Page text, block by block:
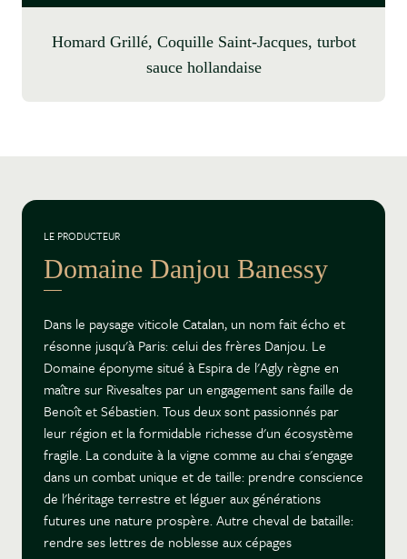
Homard Grillé, Coquille Saint-Jacques, turbot
sauce hollandaise
LE PRODUCTEUR
Domaine Danjou Banessy
Dans le paysage viticole Catalan, un nom fait écho et
résonne jusqu'à Paris: celui des frères Danjou. Le
Domaine éponyme situé à Espira de l'Agly règne en
maître sur Rivesaltes par un engagement sans faille de
Benoît et Sébastien. Tous deux sont passionnés par
leur région et la formidable richesse d'un écosystème
fragile. La conduite à la vigne comme au chai s'engage
dans un combat unique et de taille: prendre conscience
de l'héritage terrestre et léguer aux générations
futures une nature prospère. Autre cheval de bataille:
rendre ses lettres de noblesse aux cépages